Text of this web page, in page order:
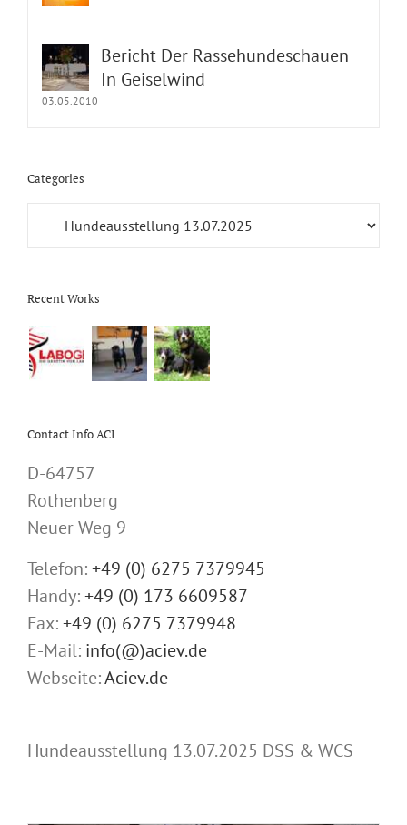
Hundeausstellung 13.07.2025 DSS & WCS
Bericht Der Rassehundeschauen
In Geiselwind
03.05.2010
Categories
Categories
Recent Works
Contact Info ACI
D-64757
Rothenberg
Neuer Weg 9
Telefon:+49 (0) 6275 7379945
Handy:+49 (0) 173 6609587
Fax:+49 (0) 6275 7379948
E-Mail: info(@)aciev.de
Webseite:Aciev.de